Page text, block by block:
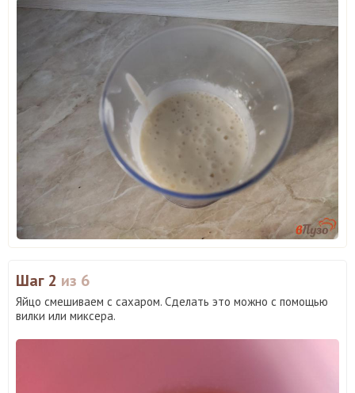
Шаг 2 из 6
Яйцо смешиваем с сахаром. Сделать это можно с помощью
вилки или миксера.